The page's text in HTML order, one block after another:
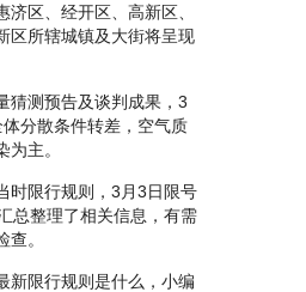
济区、经开区、高新区、
区所辖城镇及大街将呈现
测预告及谈判成果，3
分散条件转差，空气质
主。
限行规则，3月3日限号
总整理了相关信息，有需
。
限行规则是什么，小编